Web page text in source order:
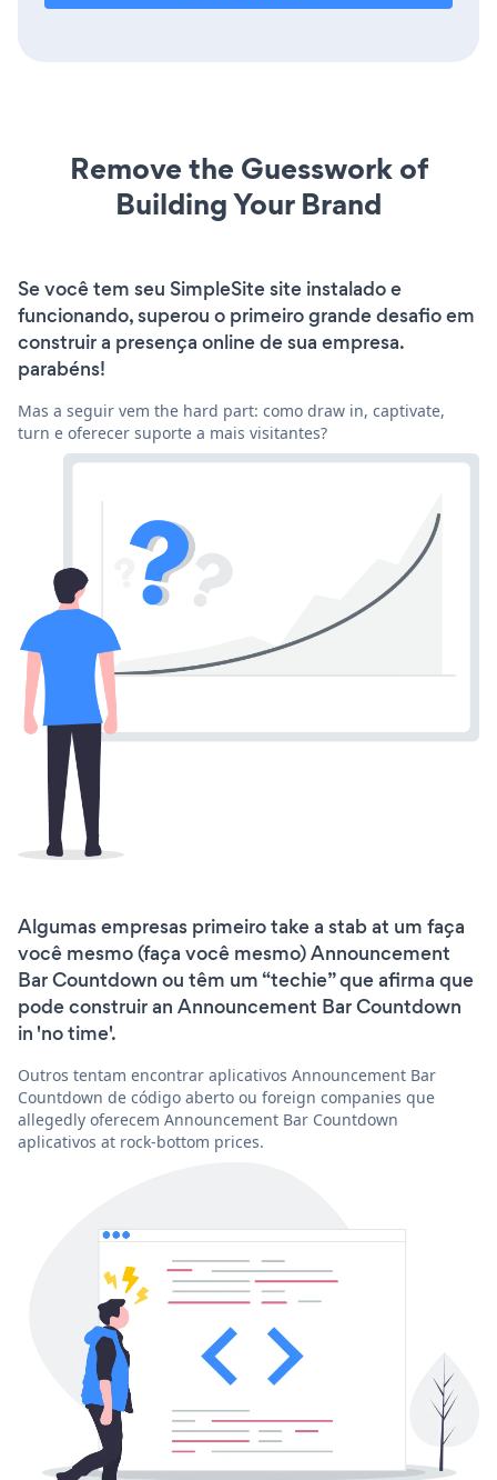
Remove the Guesswork of
Building Your Brand
Se você tem seu SimpleSite site instalado e
funcionando, superou o primeiro grande desafio em
construir a presença online de sua empresa.
parabéns!
Mas a seguir vem the hard part: como draw in, captivate,
turn e oferecer suporte a mais visitantes?
Algumas empresas primeiro take a stab at um faça
você mesmo (faça você mesmo) Announcement
Bar Countdown ou têm um “techie” que afirma que
pode construir an Announcement Bar Countdown
in 'no time'.
Outros tentam encontrar aplicativos Announcement Bar
Countdown de código aberto ou foreign companies que
allegedly oferecem Announcement Bar Countdown
aplicativos at rock-bottom prices.